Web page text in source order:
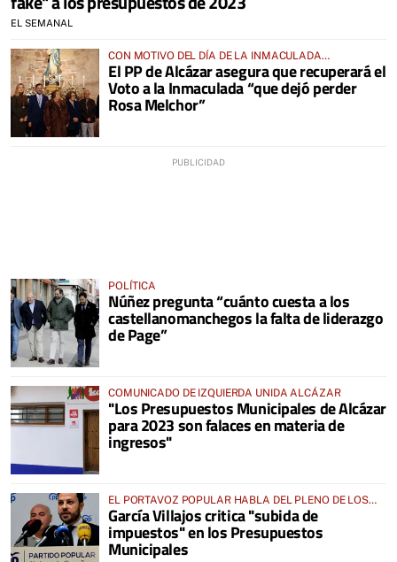
EL SEMANAL
CON MOTIVO DEL DÍA DE LA INMACULADA
CONCEPCIÓN EN LA IGLESIA DE SAN FRANCISCO
El PP de Alcázar asegura que recuperará el
Voto a la Inmaculada “que dejó perder
Rosa Melchor”
POLÍTICA
Núñez pregunta “cuánto cuesta a los
castellanomanchegos la falta de liderazgo
de Page”
COMUNICADO DE IZQUIERDA UNIDA ALCÁZAR
"Los Presupuestos Municipales de Alcázar
para 2023 son falaces en materia de
ingresos"
EL PORTAVOZ POPULAR HABLA DEL PLENO DE LOS
PRESUPUESTOS
García Villajos critica "subida de
impuestos" en los Presupuestos
Municipales